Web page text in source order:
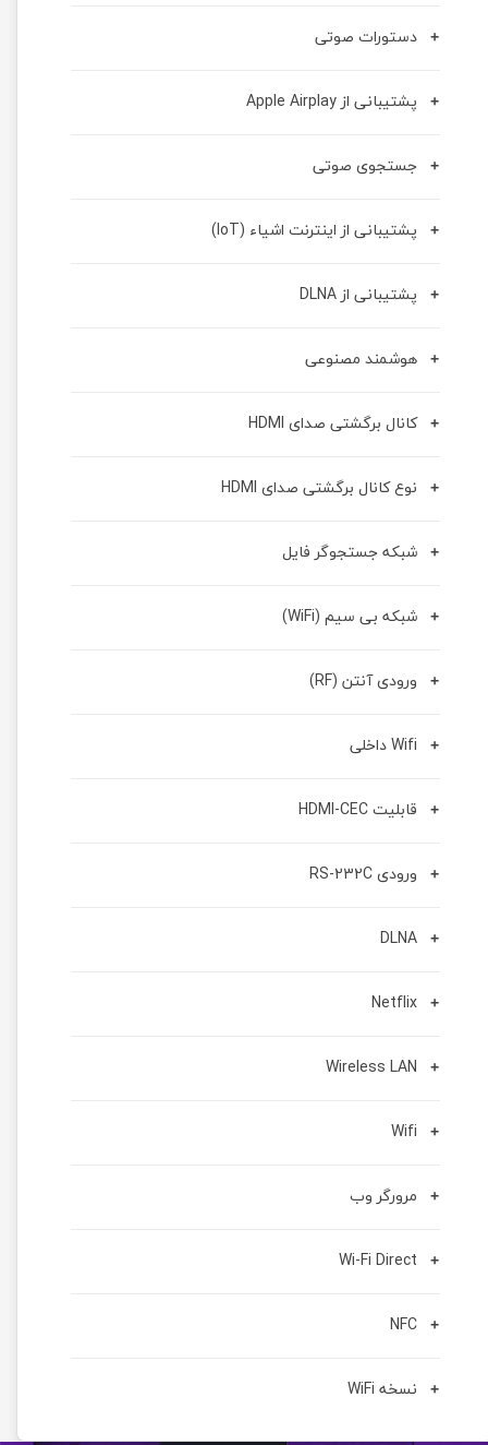
دستورات صوتی
پشتیبانی از Apple Airplay
جستجوی صوتی
پشتیبانی از اینترنت اشیاء (IoT)
پشتیبانی از DLNA
هوشمند مصنوعی
کانال برگشتی صدای HDMI
نوع کانال برگشتی صدای HDMI
شبکه جستجوگر فایل
شبکه بی سیم (WiFi)
ورودی آنتن (RF)
Wifi داخلی
قابلیت HDMI-CEC
ورودی RS-232C
DLNA
Netflix
Wireless LAN
Wifi
مرورگر وب
Wi-Fi Direct
NFC
نسخه WiFi